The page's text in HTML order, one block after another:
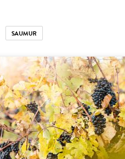
SAUMUR